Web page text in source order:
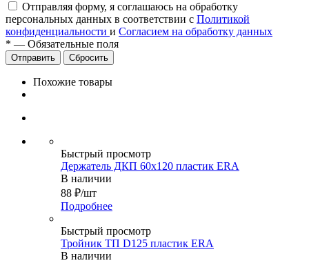
Отправляя форму, я соглашаюсь на обработку
персональных данных в соответствии с Политикой
конфиденциальности и Согласием на обработку данных
* — Обязательные поля
Сбросить
Похожие товары
Быстрый просмотр
Держатель ДКП 60х120 пластик ERA
В наличии
88 ₽/шт
Подробнее
Быстрый просмотр
Тройник ТП D125 пластик ERA
В наличии